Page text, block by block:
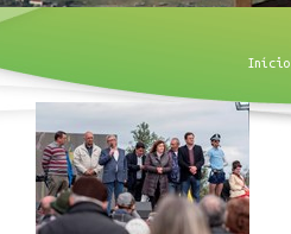
Início